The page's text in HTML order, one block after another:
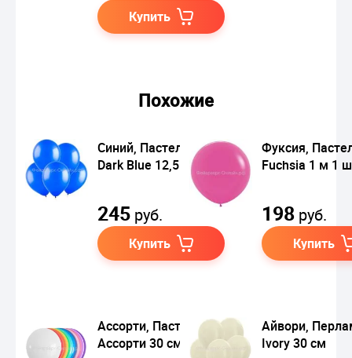
Купить
Похожие
Синий, Пастель /
Dark Blue 12,5 см
245 руб.
Купить
Фуксия,
Fuchsia 1 м 1
198 руб.
Купить
Ассорти, Пастель /
Ассорти 30 см
Айвори,
Ivory 30 см